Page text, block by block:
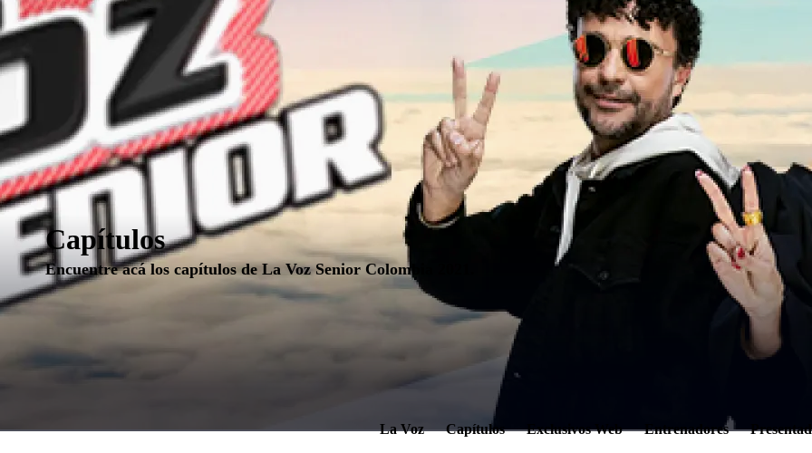
Capítulos
Encuentre acá los capítulos de La Voz Senior Colombia 2021.
La Voz Capítulos Exclusivos Web Entrenadores